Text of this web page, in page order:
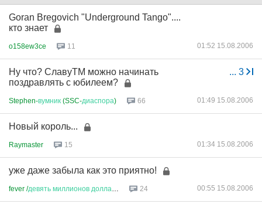
Goran Bregovich "Underground Tango"....
кто знает
o158ew3ce 11 01:52 15.08.2006
... 3
Ну что? СлавуТМ можно начинать
поздравлять с юбилеем?
Stephen-вумник (SSC-диаспора) 66 01:49 15.08.2006
Новый король...
Raymaster 15 01:34 15.08.2006
уже даже забыла как это приятно!
fever /девять миллионов доллар 24 00:55 15.08.2006